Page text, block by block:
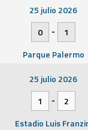
25 julio 2026
0
-
1
Parque Palermo
25 julio 2026
1
-
2
Estadio Luis